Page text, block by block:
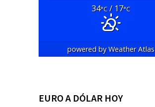
34°C/ 17°C
powered byWeather Atlas
EURO A DÓLAR HOY